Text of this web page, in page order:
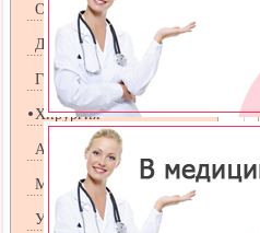
Оториноларингология
Дерматология
Гастроэнтрология
Хирургия
Аллергология
Маммология
УЗИ